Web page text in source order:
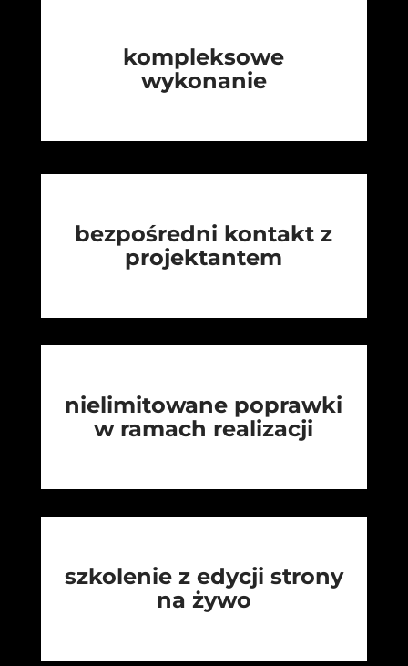
kompleksowe
wykonanie
bezpośredni kontakt z
projektantem
nielimitowane poprawki
w ramach realizacji
szkolenie z edycji strony
na żywo